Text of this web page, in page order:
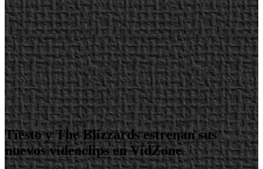
Tiësto y The Blizzards estrenan sus
nuevos videoclips en VidZone